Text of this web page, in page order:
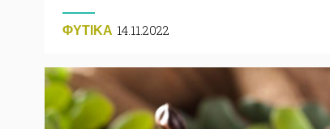
ΦΥΤΙΚA 14.11.2022